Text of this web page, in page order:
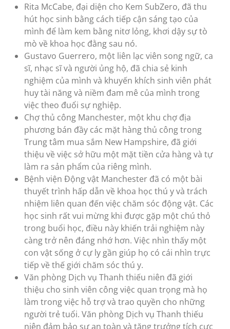
Rita McCabe, đại diện cho Kem SubZero, đã thu
hút học sinh bằng cách tiếp cận sáng tạo của
mình để làm kem bằng nitơ lỏng, khơi dậy sự tò
mò về khoa học đằng sau nó.
Gustavo Guerrero, một liên lạc viên song ngữ, ca
sĩ, nhạc sĩ và người ủng hộ, đã chia sẻ kinh
nghiệm của mình và khuyến khích sinh viên phát
huy tài năng và niềm đam mê của mình trong
việc theo đuổi sự nghiệp.
Chợ thủ công Manchester, một khu chợ địa
phương bán đầy các mặt hàng thủ công trong
Trung tâm mua sắm New Hampshire, đã giới
thiệu về việc sở hữu một mặt tiền cửa hàng và tự
làm ra sản phẩm của riêng mình.
Bệnh viện Động vật Manchester đã có một bài
thuyết trình hấp dẫn về khoa học thú y và trách
nhiệm liên quan đến việc chăm sóc động vật. Các
học sinh rất vui mừng khi được gặp một chú thỏ
trong buổi học, điều này khiến trải nghiệm này
càng trở nên đáng nhớ hơn. Việc nhìn thấy một
con vật sống ở cự ly gần giúp họ có cái nhìn trực
tiếp về thế giới chăm sóc thú y.
Văn phòng Dịch vụ Thanh thiếu niên đã giới
thiệu cho sinh viên công việc quan trọng mà họ
làm trong việc hỗ trợ và trao quyền cho những
người trẻ tuổi. Văn phòng Dịch vụ Thanh thiếu
niên đảm bảo sự an toàn và tăng trưởng tích cực